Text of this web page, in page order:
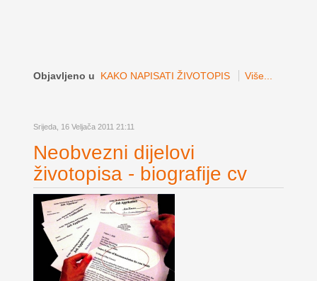
Objavljeno u KAKO NAPISATI ŽIVOTOPIS Više...
Srijeda, 16 Veljača 2011 21:11
Neobvezni dijelovi
životopisa - biografije cv